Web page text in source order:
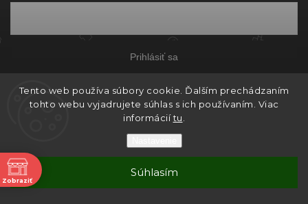
Tento web používa súbory cookie. Ďalším prechádzaním
tohto webu vyjadrujete súhlas s ich používaním. Viac
informáciítu
Súhlasím
Prihlásiť sa
Vytvoril Shoptet
Copyright 2026PROXIMA.store
Grafický návrh vytvořil a nakódoval
Zobraziť